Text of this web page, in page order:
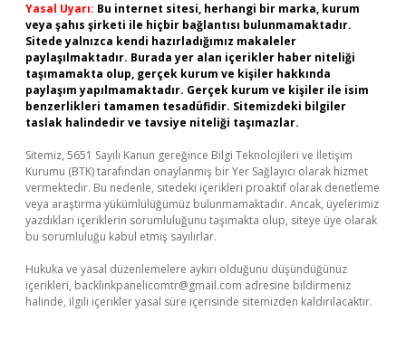
Yasal Uyarı: Bu internet sitesi, herhangi bir marka, kurum
veya şahıs şirketi ile hiçbir bağlantısı bulunmamaktadır.
Sitede yalnızca kendi hazırladığımız makaleler
paylaşılmaktadır. Burada yer alan içerikler haber niteliği
taşımamakta olup, gerçek kurum ve kişiler hakkında
paylaşım yapılmamaktadır. Gerçek kurum ve kişiler ile isim
benzerlikleri tamamen tesadüfidir. Sitemizdeki bilgiler
taslak halindedir ve tavsiye niteliği taşımazlar.
Sitemiz, 5651 Sayılı Kanun gereğince Bilgi Teknolojileri ve İletişim
Kurumu (BTK) tarafından onaylanmış bir Yer Sağlayıcı olarak hizmet
vermektedir. Bu nedenle, sitedeki içerikleri proaktif olarak denetleme
veya araştırma yükümlülüğümüz bulunmamaktadır. Ancak, üyelerimiz
yazdıkları içeriklerin sorumluluğunu taşımakta olup, siteye üye olarak
bu sorumluluğu kabul etmiş sayılırlar.
Hukuka ve yasal düzenlemelere aykırı olduğunu düşündüğünüz
içerikleri, backlinkpanelicomtr@gmail.com adresine bildirmeniz
halinde, ilgili içerikler yasal süre içerisinde sitemizden kaldırılacaktır.